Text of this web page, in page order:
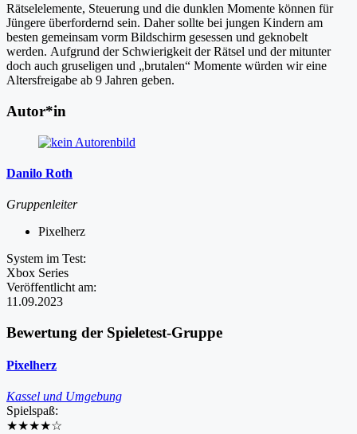
Rätselelemente, Steuerung und die dunklen Momente können für
Jüngere überfordernd sein. Daher sollte bei jungen Kindern am
besten gemeinsam vorm Bildschirm gesessen und geknobelt
werden. Aufgrund der Schwierigkeit der Rätsel und der mitunter
doch auch gruseligen und „brutalen“ Momente würden wir eine
Altersfreigabe ab 9 Jahren geben.
Autor*in
Danilo Roth
Gruppenleiter
Pixelherz
System im Test:
Xbox Series
Veröffentlicht am:
11.09.2023
Bewertung der Spieletest-Gruppe
Pixelherz
Kassel und Umgebung
Spielspaß:
★★★★☆